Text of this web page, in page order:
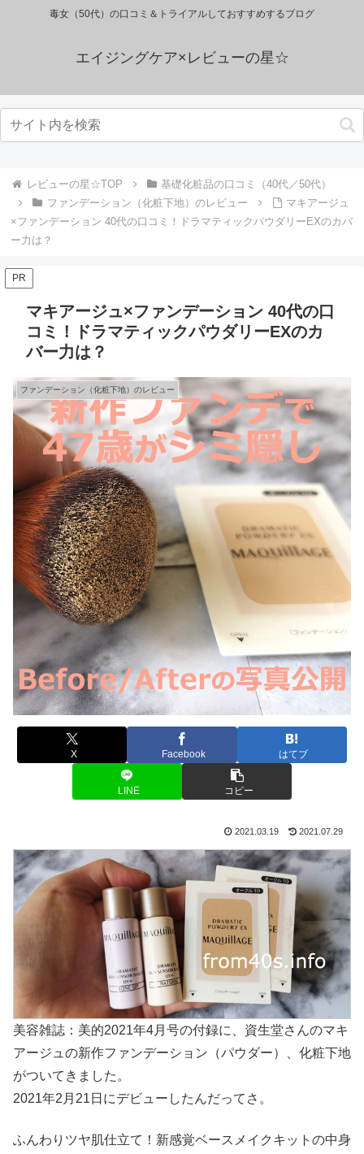
毒女（50代）の口コミ＆トライアルしておすすめするブログ
エイジングケア×レビューの星☆
レビューの星☆TOP
基礎化粧品の口コミ（40代／50代）
ファンデーション（化粧下地）のレビュー
マキアージュ
×ファンデーション 40代の口コミ！ドラマティックパウダリーEXのカバ
ー力は？
PR
マキアージュ×ファンデーション 40代の口
コミ！ドラマティックパウダリーEXのカ
バー力は？
ファンデーション（化粧下地）のレビュー
X Facebook はてブ
LINE コピー
2021.03.19 2021.07.29
美容雑誌：美的2021年4月号の付録に、資生堂さんのマキ
アージュの新作ファンデーション（パウダー）、化粧下地
がついてきました。
2021年2月21日にデビューしたんだってさ。
ふんわりツヤ肌仕立て！新感覚ベースメイクキットの中身